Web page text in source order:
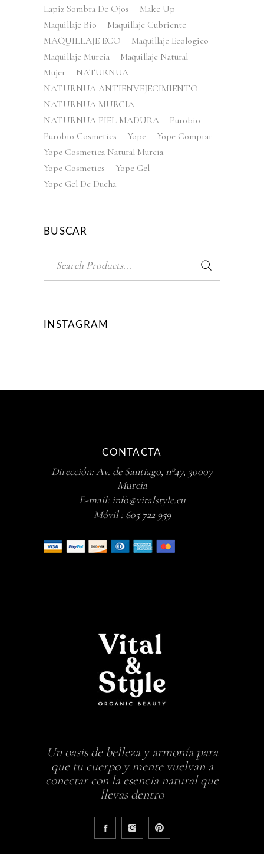
Lapiz Sombra De Ojos
Make Up
Maquillaje Bio
Maquillaje Cubriente
MAQUILLAJE ECO
Maquillaje Ecologico
Maquillaje Murcia
Maquillaje Natural
Mujer
NATURNUA
NATURNUA ANTIENVEJECIMIENTO
NATURNUA MURCIA
NATURNUA PIEL MADURA
Purobio
Purobio Cosmetics
Yope
Yope Comprar
Yope Cosmetica Natural Murcia
Yope Cosmetics
Yope Gel
Yope Gel De Ducha
BUSCAR
INSTAGRAM
CONTACTA
Dirección:Av. de Santiago, nº47, 30007
Murcia
E-mail: info@vitalstyle.eu
Móvil : 605 722 959
Un oasis de belleza y armonía para
que tu cuerpo y mente vuelvan a
conectar con la esencia natural que
llevas dentro